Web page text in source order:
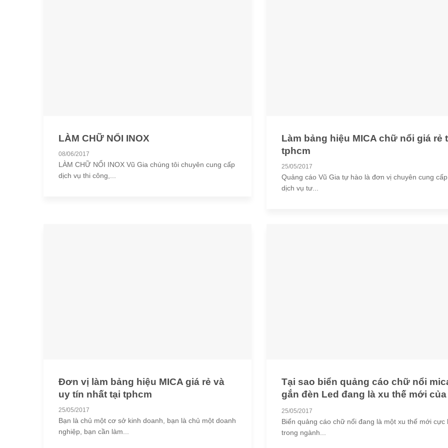
LÀM CHỮ NỔI INOX
08/06/2017
LÀM CHỮ NỔI INOX Vũ Gia chúng tôi chuyên cung cấp
dịch vụ thi công,...
Làm bảng hiệu MICA chữ nổi giá rẻ
tphcm
25/05/2017
Quảng cáo Vũ Gia tự hào là đơn vị chuyên cung cấp
dịch vụ tư...
Đơn vị làm bảng hiệu MICA giá rẻ và
uy tín nhất tại tphcm
25/05/2017
Bạn là chủ một cơ sở kinh doanh, bạn là chủ một doanh
nghiệp, bạn cần làm...
Tại sao biển quảng cáo chữ nổi
gắn đèn Led đang là xu thế mới của
quảng cáo chuyên nghiệp tại tphcm
25/05/2017
Biển quảng cáo chữ nổi đang là một xu thế mới cực
trong ngành...